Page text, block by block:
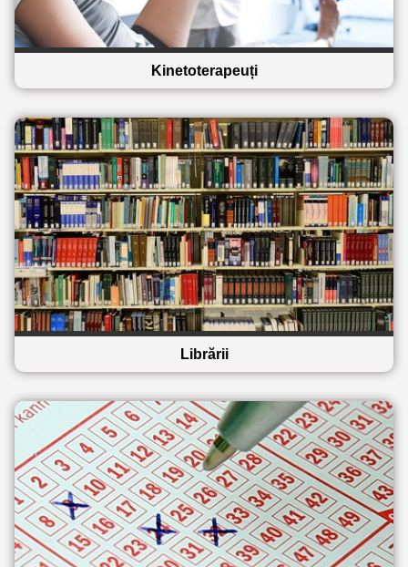
Kinetoterapeuți
Librării